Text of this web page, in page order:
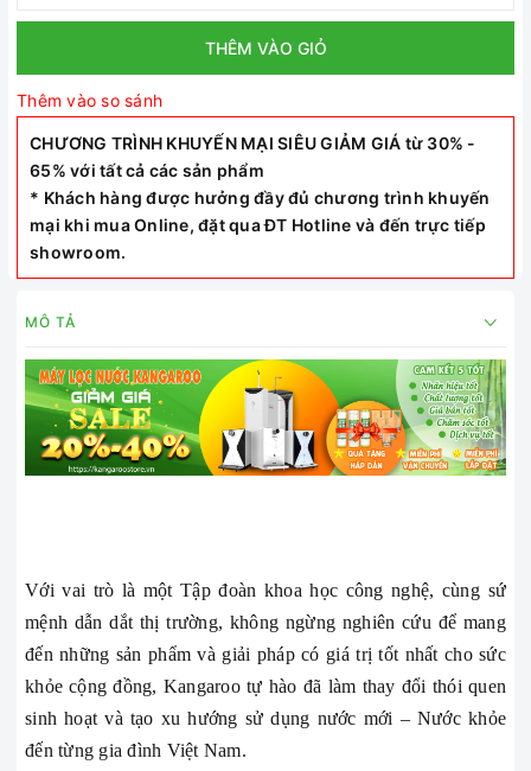
THÊM VÀO GIỎ
Thêm vào so sánh
CHƯƠNG TRÌNH KHUYẾN MẠI SIÊU GIẢM GIÁ từ 30% -
65% với tất cả các sản phẩm
* Khách hàng được hưởng đầy đủ chương trình khuyến
mại khi mua Online, đặt qua ĐT Hotline và đến trực tiếp
showroom.
MÔ TẢ
Với vai trò là một Tập đoàn khoa học công nghệ, cùng sứ
mệnh dẫn dắt thị trường, không ngừng nghiên cứu để mang
đến những sản phẩm và giải pháp có giá trị tốt nhất cho sức
khỏe cộng đồng, Kangaroo tự hào đã làm thay đổi thói quen
sinh hoạt và tạo xu hướng sử dụng nước mới – Nước khỏe
đến từng gia đình Việt Nam.